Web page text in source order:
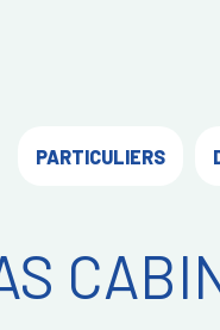
PARTICULIERS